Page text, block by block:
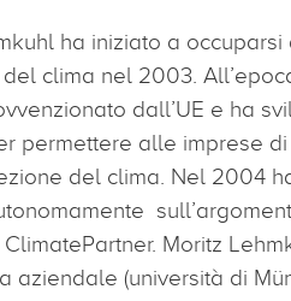
ha iniziato a
clima nel 2003.
dall’UE e ha
permettere alle imprese
del clima. Nel 2004
Moritz
aziendale (università di